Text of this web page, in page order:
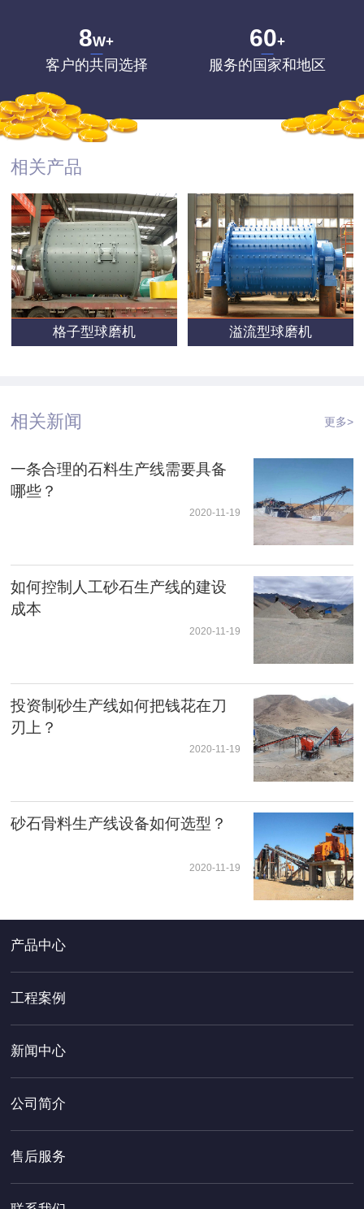
8W+
客户的共同选择
60+
服务的国家和地区
相关产品
格子型球磨机 溢流型球磨机
相关新闻 更多>
一条合理的石料生产线需要具备
哪些？
2020-11-19
如何控制人工砂石生产线的建设
成本
2020-11-19
投资制砂生产线如何把钱花在刀
刃上？
2020-11-19
砂石骨料生产线设备如何选型？
2020-11-19
产品中心
工程案例
新闻中心
公司简介
售后服务